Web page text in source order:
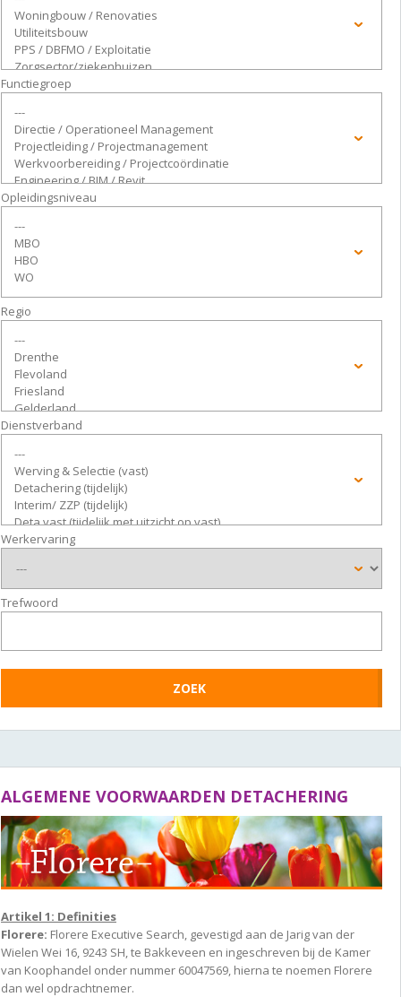
Functiegroep
Opleidingsniveau
Regio
Dienstverband
Werkervaring
Trefwoord
ALGEMENE VOORWAARDEN DETACHERING
Artikel 1: Definities
Florere: Florere Executive Search, gevestigd aan de Jarig van der
Wielen Wei 16, 9243 SH, te Bakkeveen en ingeschreven bij de Kamer
van Koophandel onder nummer 60047569, hierna te noemen Florere
dan wel opdrachtnemer.